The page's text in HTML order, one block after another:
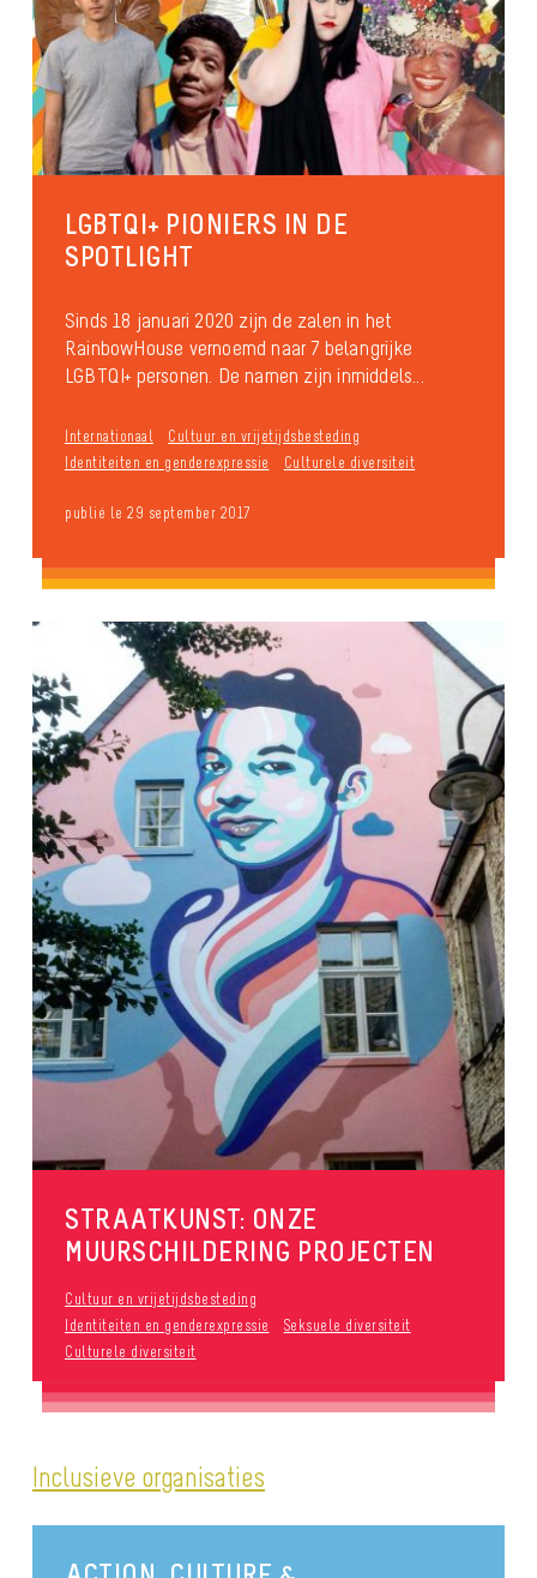
LGBTQI+ PIONIERS IN DE
SPOTLIGHT
Sinds 18 januari 2020 zijn de zalen in het
RainbowHouse vernoemd naar 7 belangrijke
LGBTQI+ personen. De namen zijn inmiddels...
Internationaal
Cultuur en vrijetijdsbesteding
Identiteiten en genderexpressie
Culturele diversiteit
publié le 29 september 2017
STRAATKUNST: ONZE
MUURSCHILDERING PROJECTEN
Cultuur en vrijetijdsbesteding
Identiteiten en genderexpressie
Seksuele diversiteit
Culturele diversiteit
Inclusieve organisaties